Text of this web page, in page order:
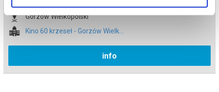
Gorzów Wielkopolski
Kino 60 krzeseł - Gorzów Wielk...
info